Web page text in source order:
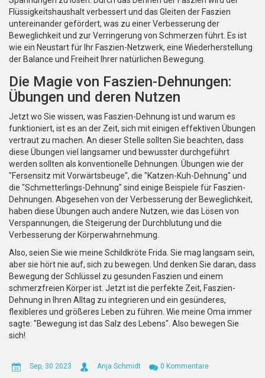
Flüssigkeitshaushalt verbessert und das Gleiten der Faszien
untereinander gefördert, was zu einer Verbesserung der
Beweglichkeit und zur Verringerung von Schmerzen führt. Es ist
wie ein Neustart für Ihr Faszien-Netzwerk, eine Wiederherstellung
der Balance und Freiheit Ihrer natürlichen Bewegung.
Die Magie von Faszien-Dehnungen:
Übungen und deren Nutzen
Jetzt wo Sie wissen, was Faszien-Dehnung ist und warum es
funktioniert, ist es an der Zeit, sich mit einigen effektiven Übungen
vertraut zu machen. An dieser Stelle sollten Sie beachten, dass
diese Übungen viel langsamer und bewusster durchgeführt
werden sollten als konventionelle Dehnungen. Übungen wie der
"Fersensitz mit Vorwärtsbeuge", die "Katzen-Kuh-Dehnung" und
die "Schmetterlings-Dehnung" sind einige Beispiele für Faszien-
Dehnungen. Abgesehen von der Verbesserung der Beweglichkeit,
haben diese Übungen auch andere Nutzen, wie das Lösen von
Verspannungen, die Steigerung der Durchblutung und die
Verbesserung der Körperwahrnehmung.
Also, seien Sie wie meine Schildkröte Frida. Sie mag langsam sein,
aber sie hört nie auf, sich zu bewegen. Und denken Sie daran, dass
Bewegung der Schlüssel zu gesunden Faszien und einem
schmerzfreien Körper ist. Jetzt ist die perfekte Zeit, Faszien-
Dehnung in Ihren Alltag zu integrieren und ein gesünderes,
flexibleres und größeres Leben zu führen. Wie meine Oma immer
sagte: "Bewegung ist das Salz des Lebens". Also bewegen Sie
sich!
Sep, 30 2023 Anja Schmidt
0 Kommentare